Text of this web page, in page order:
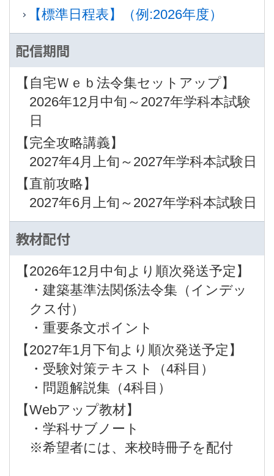
【標準日程表】（例:2026年度）
配信期間
【自宅Ｗｅｂ法令集セットアップ】
2026年12月中旬～2027年学科本試験
日
【完全攻略講義】
2027年4月上旬～2027年学科本試験日
【直前攻略】
2027年6月上旬～2027年学科本試験日
教材配付
【2026年12月中旬より順次発送予定】
・建築基準法関係法令集（インデッ
クス付）
・重要条文ポイント
【2027年1月下旬より順次発送予定】
・受験対策テキスト（4科目）
・問題解説集（4科目）
【Webアップ教材】
・学科サブノート
※希望者には、来校時冊子を配付